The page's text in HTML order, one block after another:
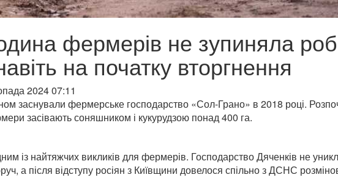
фермерів не зупиняла
на початку вторгнення
2024 07:11
заснували фермерське господарство «Сол-Грано» в 2018 році.
засівають соняшником і кукурудзою понад 400 га.
із найтяжчих викликів для фермерів. Господарство Дяченків не
а після відступу росіян з Київщини довелося спільно з ДСНС